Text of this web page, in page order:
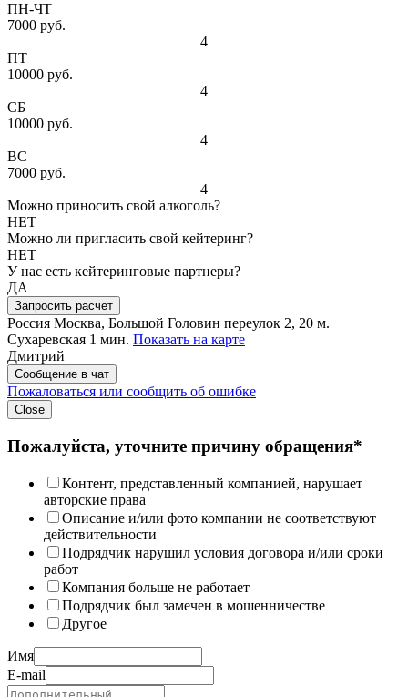
ПН-ЧТ
7000 руб.
4
ПТ
10000 руб.
4
СБ
10000 руб.
4
ВС
7000 руб.
4
Можно приносить свой алкоголь?
НЕТ
Можно ли пригласить свой кейтеринг?
НЕТ
У нас есть кейтеринговые партнеры?
ДА
Запросить расчет
Россия Москва, Большой Головин переулок 2, 20 м.
Сухаревская 1 мин. Показать на карте
Дмитрий
Сообщение в чат
Пожаловаться или сообщить об ошибке
Close
Пожалуйста, уточните причину обращения*
Контент, представленный компанией, нарушает
авторские права
Описание и/или фото компании не соответствуют
действительности
Подрядчик нарушил условия договора и/или сроки
работ
Компания больше не работает
Подрядчик был замечен в мошенничестве
Другое
Имя
E-mail